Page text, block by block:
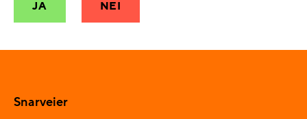
JA NEI
Snarveier